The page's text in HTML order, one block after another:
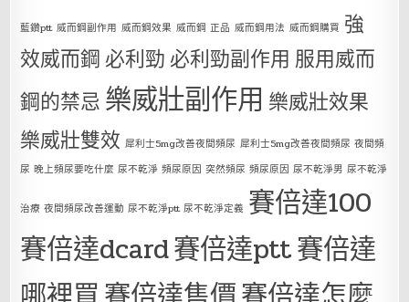
藍鑽ptt 威而鋼副作用 威而鋼效果 威而鋼 正品 威而鋼用法 威而鋼購買 強
效威而鋼 必利勁 必利勁副作用 服用威而
鋼的禁忌 樂威壯副作用 樂威壯效果
樂威壯雙效 犀利士5mg改善夜間頻尿 犀利士5mg改善夜間頻尿 夜間頻
尿 晚上頻尿要吃什麼 尿不乾淨 頻尿原因 突然頻尿 頻尿原因 尿不乾淨男 尿不乾淨
治療 夜間頻尿改善運動 尿不乾淨ptt 尿不乾淨定義 賽倍達100
賽倍達dcard賽倍達ptt賽倍達